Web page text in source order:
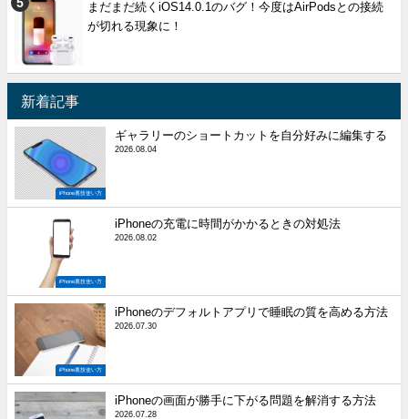
まだまだ続くiOS14.0.1のバグ！今度はAirPodsとの接続
が切れる現象に！
新着記事
iPhone裏技使い方
ギャラリーのショートカットを自分好みに編集する
2026.08.04
iPhone裏技使い方
iPhoneの充電に時間がかかるときの対処法
2026.08.02
iPhone裏技使い方
iPhoneのデフォルトアプリで睡眠の質を高める方法
2026.07.30
iPhoneの画面が勝手に下がる問題を解消する方法
2026.07.28